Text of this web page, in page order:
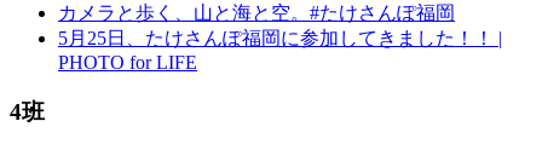
カメラと歩く、山と海と空。#たけさんぽ福岡
5月25日、たけさんぽ福岡に参加してきました！！ |
PHOTO for LIFE
4班